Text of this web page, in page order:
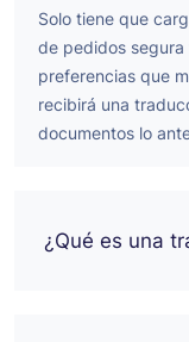
Solo tiene que
de pedidos segura
preferencias que
recibirá una
documentos lo
¿Qué es una